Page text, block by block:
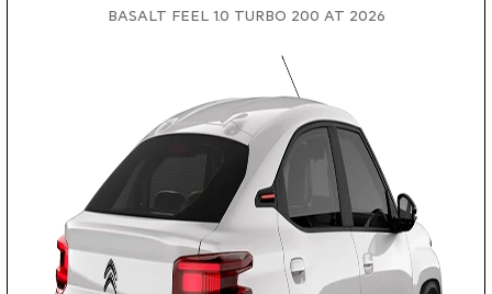
BASALT FEEL 1.0 TURBO 200 AT 2026